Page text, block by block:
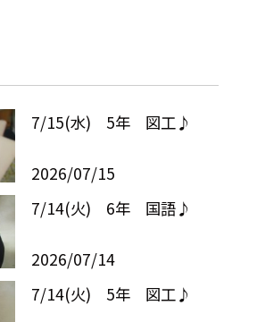
7/15(水) 5年 図工♪
2026/07/15
7/14(火) 6年 国語♪
2026/07/14
7/14(火) 5年 図工♪